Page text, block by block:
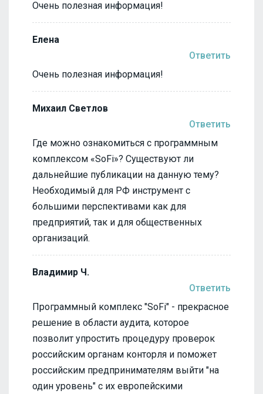
Очень полезная информация!
Елена
Ответить
Очень полезная информация!
Михаил Светлов
Ответить
Где можно ознакомиться с программным
комплексом «SoFi»? Существуют ли
дальнейшие публикации на данную тему?
Необходимый для РФ инструмент с
большими перспективами как для
предприятий, так и для общественных
организаций.
Владимир Ч.
Ответить
Программный комплекс "SoFi" - прекрасное
решение в области аудита, которое
позволит упростить процедуру проверок
российским органам конторля и поможет
российским предпринимателям выйти "на
один уровень" с их европейскими